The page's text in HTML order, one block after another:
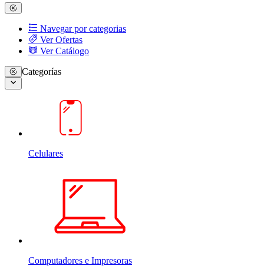
Navegar por categorias
Ver Ofertas
Ver Catálogo
Categorías
Celulares
Computadores e Impresoras